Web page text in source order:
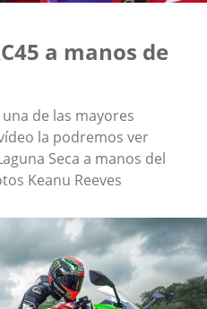
a manos de
una de las mayores
la podremos ver
Seca a manos del
Keanu Reeves